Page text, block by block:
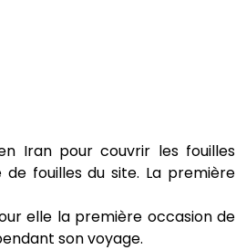
Iran pour couvrir les fouilles
fouilles du site. La première
elle la première occasion de
son voyage.